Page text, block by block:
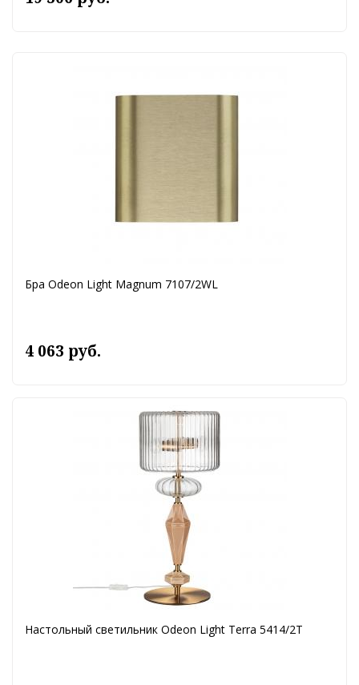
Бра Odeon Light Magnum 7107/2WL
4 063 руб.
Настольный светильник Odeon Light Terra 5414/2T